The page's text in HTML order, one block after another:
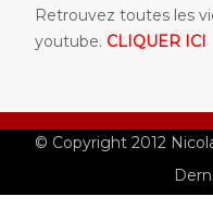
Retrouvez toutes les
youtube. CLIQUER ICI
© Copyright 2012